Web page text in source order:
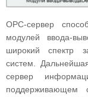
ОРС-сервер
модулей ввода-
широкий спектр
систем.
сервер
поддерживающем